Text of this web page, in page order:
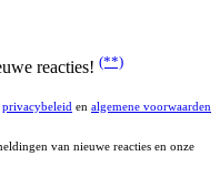
reacties! (**)
privacybeleid en algemene voorwaarden
van nieuwe reacties en onze